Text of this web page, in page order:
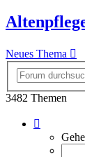
Neues Thema
3482 Themen
von